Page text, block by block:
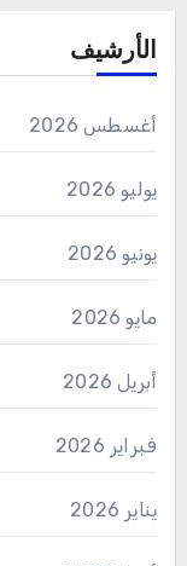
الأرشيف
أغسطس 2026
يوليو 2026
يونيو 2026
مايو 2026
أبريل 2026
فبراير 2026
يناير 2026